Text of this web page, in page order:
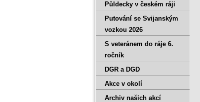
Půldecky v českém ráji
Putování se Svijanským
vozkou 2026
S veteránem do ráje 6.
ročník
DGR a DGD
Akce v okolí
Archiv našich akcí